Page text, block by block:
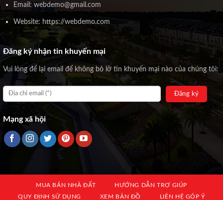
Email: webdemo@gmail.com
Website: https://webdemo.com
Đăng ký nhận tin khuyến mại
Vui lòng để lại email để không bỏ lỡ tin khuyến mại nào của chúng tôi:
Mạng xã hội
MUA BÁN NHÀ ĐẤT
HƯỚNG DẪN TRỢ GIÚP
QUY ĐỊNH SỬ DỤNG
XEM BẢN ĐỒ LIÊN HỆ GÓP Ý